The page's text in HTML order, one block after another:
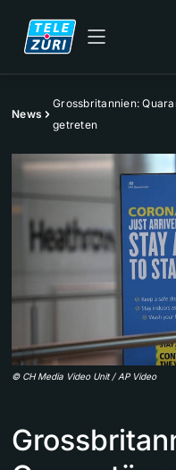
News
Grossbritannien:
getreten
© CH Media Video Unit / AP Video